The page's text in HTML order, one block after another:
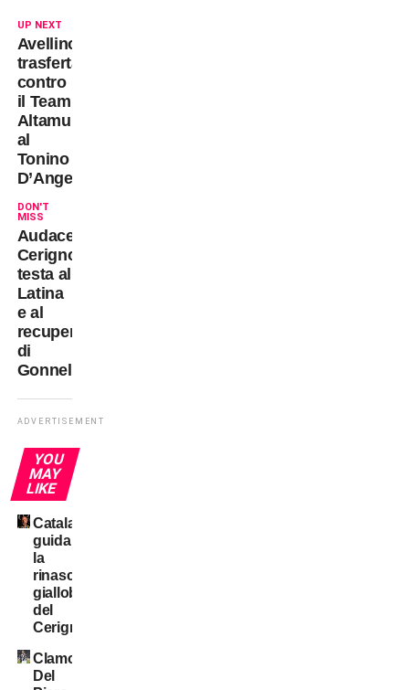
UP NEXT
Avellino:
trasferta
contro
il Team
Altamura
al
Tonino
D’Angelo
DON'T
MISS
Audace
Cerignola:
testa al
Latina
e al
recupero
di
Gonnelli
ADVERTISEMENT
YOU
MAY
LIKE
Catalano
guida
la
rinascita
gialloblù
del
Cerignola
Clamoroso:
Del